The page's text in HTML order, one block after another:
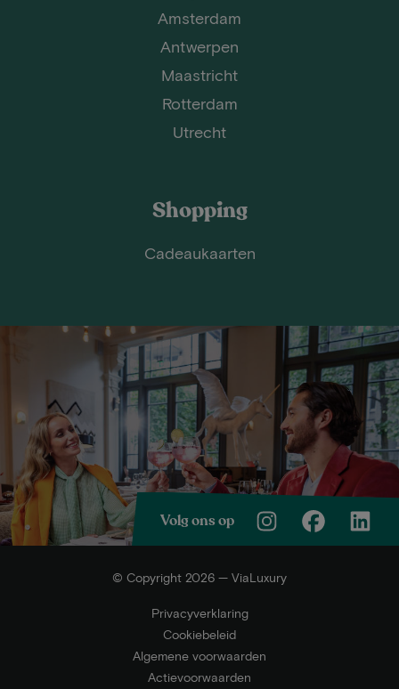
Amsterdam
Antwerpen
Maastricht
Rotterdam
Utrecht
Shopping
Cadeaukaarten
Volg ons op
© Copyright 2026 — ViaLuxury
Privacyverklaring
Cookiebeleid
Algemene voorwaarden
Actievoorwaarden